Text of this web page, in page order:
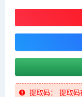
提取码：
提取码